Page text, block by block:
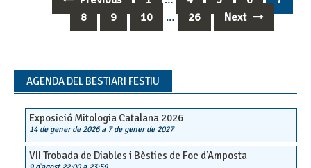
navigation
8
9 10 … 26 Next
AGENDA DEL BESTIARI FESTIU
Exposició Mitologia Catalana 2026
14 de gener de 2026a 7 de gener de 2027
VII Trobada de Diables i Bèsties de Foc d’Amposta